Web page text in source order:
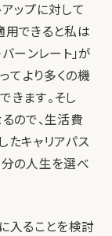
ップに対して
用できると私は
ーンレート」が
てより多くの機
きます。そし
ので、生活費
たキャリアパス
分の人生を選べ
入ることを検討